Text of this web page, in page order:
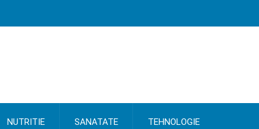
NUTRITIE SANATATE TEHNOLOGIE